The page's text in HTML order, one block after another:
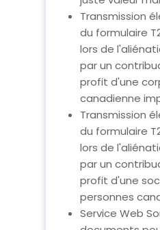
Transmission
du formulaire
lors de
par un
profit d'une
canadienne
Transmission
du formulaire
lors de
par un
profit d'une
personnes
Service Web